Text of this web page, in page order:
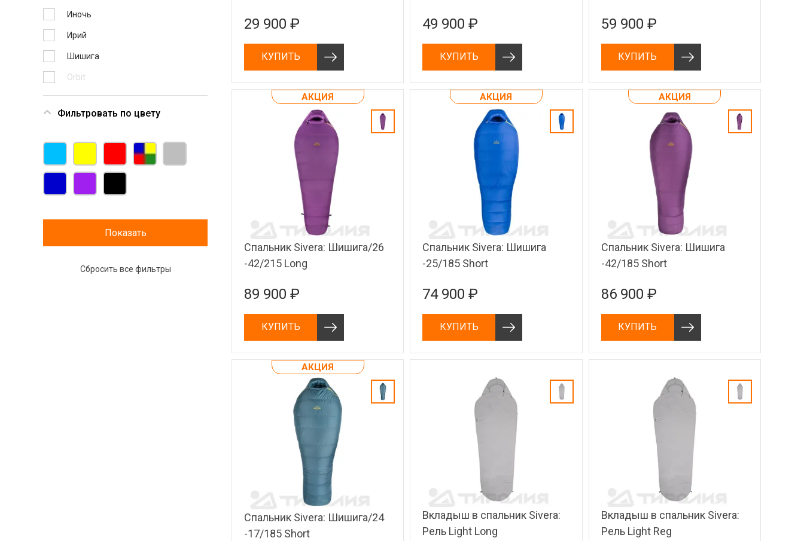
Иночь
Ирий
Шишига
Orbit
Фильтровать по цвету
29 900 ₽
КУПИТЬ
49 900 ₽
КУПИТЬ
59 900 ₽
КУПИТЬ
АКЦИЯ
Спальник Sivera: Шишига/26
-42/215 Long
89 900 ₽
КУПИТЬ
АКЦИЯ
Спальник Sivera: Шишига
-25/185 Short
74 900 ₽
КУПИТЬ
АКЦИЯ
Спальник Sivera: Шишига
-42/185 Short
86 900 ₽
КУПИТЬ
АКЦИЯ
Спальник Sivera: Шишига/24
-17/185 Short
Вкладыш в спальник Sivera:
Рель Light Long
Вкладыш в спальник Sivera:
Рель Light Reg